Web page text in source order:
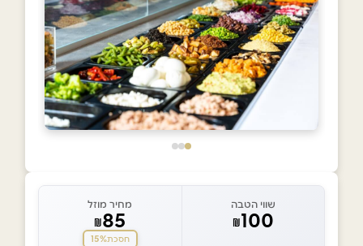
שווי הטבה
₪100
מחיר מוזל
₪85
חסכת15%